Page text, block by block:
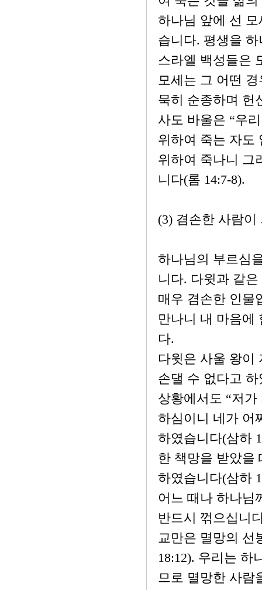
하나님 앞에 선
습니다. 평생을
스라엘 백성들은
모세는 그 어떤
묵히 순종하며 헌
사도 바울은 “우
위하여 죽는 자도
위하여 죽나니 그
니다(롬 14:7-8).
(3) 겸손한 사람
하나님의 부르심
니다. 다윗과 같
매우 겸손한 인물
만나니 내 마음에
다.
다윗은 사울 왕이
손댈 수 없다고
상황에서도 “저
하심이니 네가 어
하였습니다(삼하
한 책망을 받았을
하였습니다(삼하
어느 때나 하나님
반드시 꺾으십니
교만은 멸망의 선
18:12). 우리는 하
므로 멸망한 사람